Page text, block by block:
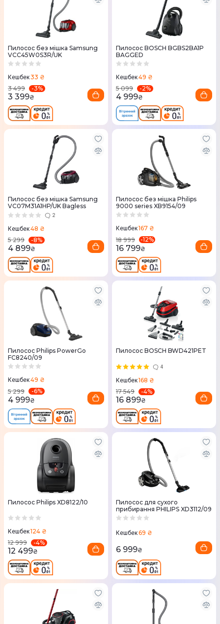
Пилосос без мішка Samsung
VCC45W0S3R/UK
Кешбек33 ₴
3 499
-3%
3 399₴
Пилосос BOSCH BGBS2BA1P
BAGGED
Кешбек49 ₴
5 099
-2%
4 999₴
Пилосос без мішка Samsung
VC07M31A1HP/UK Bagless
2
Кешбек48 ₴
5 299
-8%
4 899₴
Пилосос без мішка Philips
9000 series XB9154/09
Кешбек167 ₴
18 999
-12%
16 799₴
Пилосос Philips PowerGo
FC8240/09
Кешбек49 ₴
5 299
-6%
4 999₴
Пилосос BOSCH BWD421PET
4
Кешбек168 ₴
17 549
-4%
16 899₴
Пилосос Philips XD8122/10
Кешбек124 ₴
12 999
-4%
12 499₴
Пилосос для сухого
прибирання PHILIPS XD3112/09
Кешбек69 ₴
6 999₴